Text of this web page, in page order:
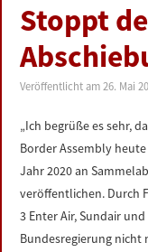
ZUR PERSON
IMPRESSUM
Stoppt
Veröffentlicht am26. Mai
„Ich begrüße es sehr,
Border Assembly
Jahr 2020 an
veröffentlichen. Durch
3 Enter Air, Sundair
Bundesregierung nicht